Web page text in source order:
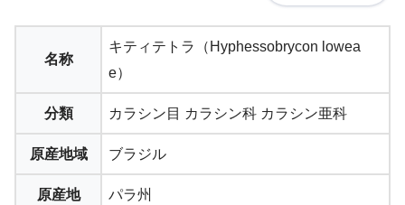
名称
キティテトラ（Hyphessobrycon lowea
e）
分類 カラシン目 カラシン科 カラシン亜科
原産地域 ブラジル
原産地 パラ州